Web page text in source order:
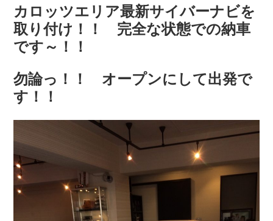
カロッツエリア最新サイバーナビを
取り付け！！ 完全な状態での納車
です～！！
勿論っ！！ オープンにして出発で
す！！